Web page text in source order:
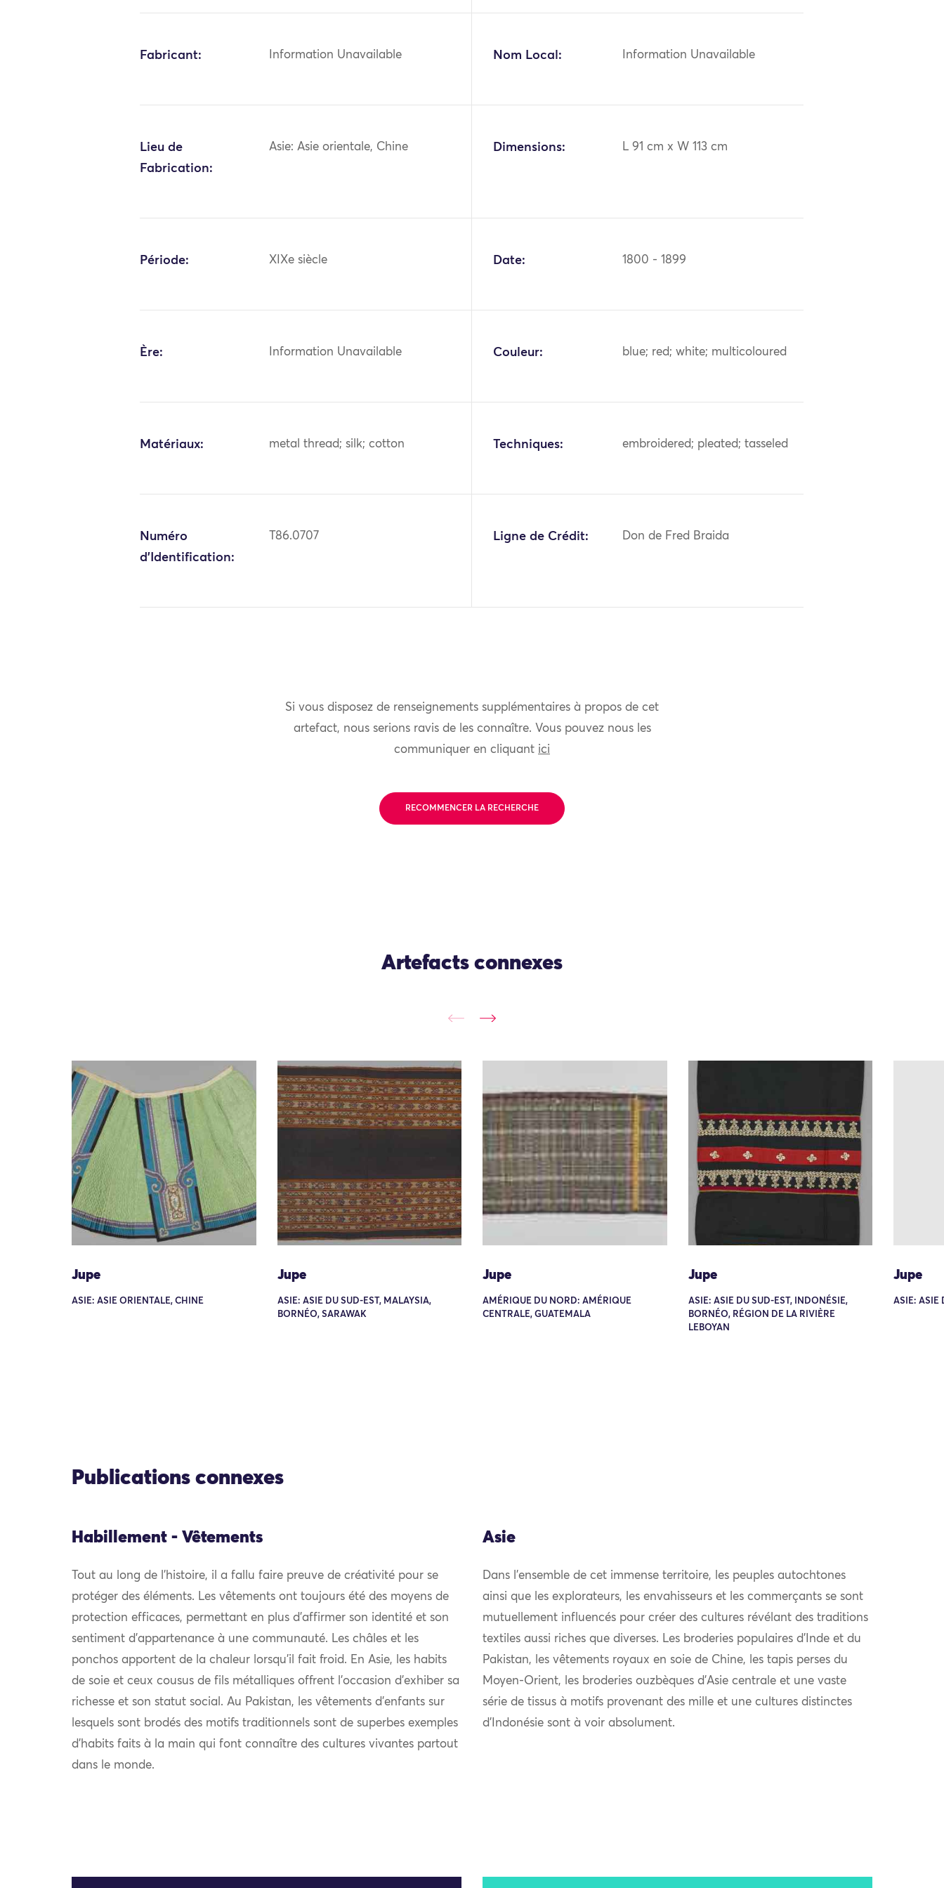
Fabricant: Information Unavailable Nom Local: Information Unavailable
Lieu de
Fabrication:
Asie: Asie orientale, Chine Dimensions: L 91 cm x W 113 cm
Période: XIXe siècle Date: 1800 - 1899
Ère: Information Unavailable Couleur: blue; red; white; multicoloured
Matériaux: metal thread; silk; cotton Techniques: embroidered; pleated; tasseled
Numéro
d'Identification:
T86.0707 Ligne de Crédit: Don de Fred Braida
Si vous disposez de renseignements supplémentaires à propos de cet
artefact, nous serions ravis de les connaître. Vous pouvez nous les
communiquer en cliquant ici
RECOMMENCER LA RECHERCHE
Artefacts connexes
Jupe
ASIE: ASIE ORIENTALE, CHINE
Jupe
ASIE: ASIE DU SUD-EST, MALAYSIA,
BORNÉO, SARAWAK
Jupe
AMÉRIQUE DU NORD: AMÉRIQUE
CENTRALE, GUATEMALA
Jupe
ASIE: ASIE DU SUD-EST, INDONÉSIE,
BORNÉO, RÉGION DE LA RIVIÈRE
LEBOYAN
Jupe
ASIE: ASIE
Publications connexes
Habillement - Vêtements
Tout au long de l’histoire, il a fallu faire preuve de créativité pour se
protéger des éléments. Les vêtements ont toujours été des moyens de
protection efficaces, permettant en plus d’affirmer son identité et son
sentiment d’appartenance à une communauté. Les châles et les
ponchos apportent de la chaleur lorsqu’il fait froid. En Asie, les habits
de soie et ceux cousus de fils métalliques offrent l’occasion d’exhiber sa
richesse et son statut social. Au Pakistan, les vêtements d’enfants sur
lesquels sont brodés des motifs traditionnels sont de superbes exemples
d’habits faits à la main qui font connaître des cultures vivantes partout
dans le monde.
Asie
Dans l’ensemble de cet immense territoire, les peuples autochtones
ainsi que les explorateurs, les envahisseurs et les commerçants se sont
mutuellement influencés pour créer des cultures révélant des traditions
textiles aussi riches que diverses. Les broderies populaires d’Inde et du
Pakistan, les vêtements royaux en soie de Chine, les tapis perses du
Moyen-Orient, les broderies ouzbèques d’Asie centrale et une vaste
série de tissus à motifs provenant des mille et une cultures distinctes
d’Indonésie sont à voir absolument.